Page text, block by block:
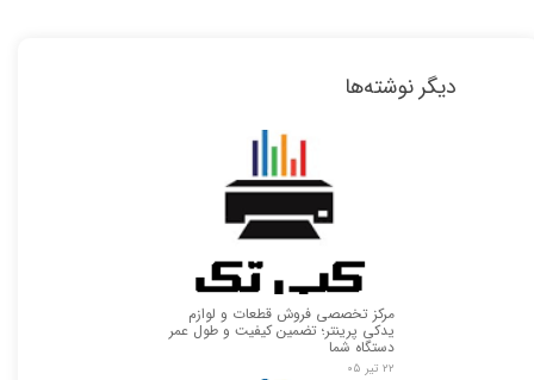
دیگر نوشته‌ها
مرکز تخصصی فروش قطعات و لوازم
یدکی پرینتر؛ تضمین کیفیت و طول عمر
دستگاه شما
۲۲ تیر ۰۵